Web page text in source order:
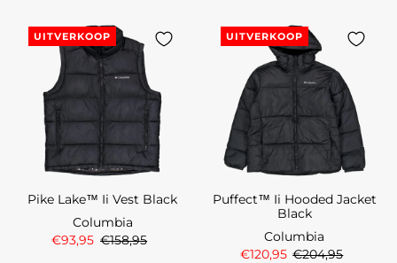
UITVERKOOP
Pike Lake™ Ii Vest Black
Columbia
€93,95 €158,95
UITVERKOOP
Puffect™ Ii Hooded Jacket
Black
Columbia
€120,95 €204,95